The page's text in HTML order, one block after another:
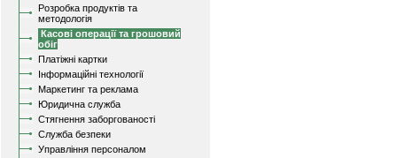
Розробка продуктів та
методологія
Касові операції та грошовий
обіг
Платіжні картки
Інформаційні технології
Маркетинг та реклама
Юридична служба
Стягнення заборгованості
Служба безпеки
Управління персоналом